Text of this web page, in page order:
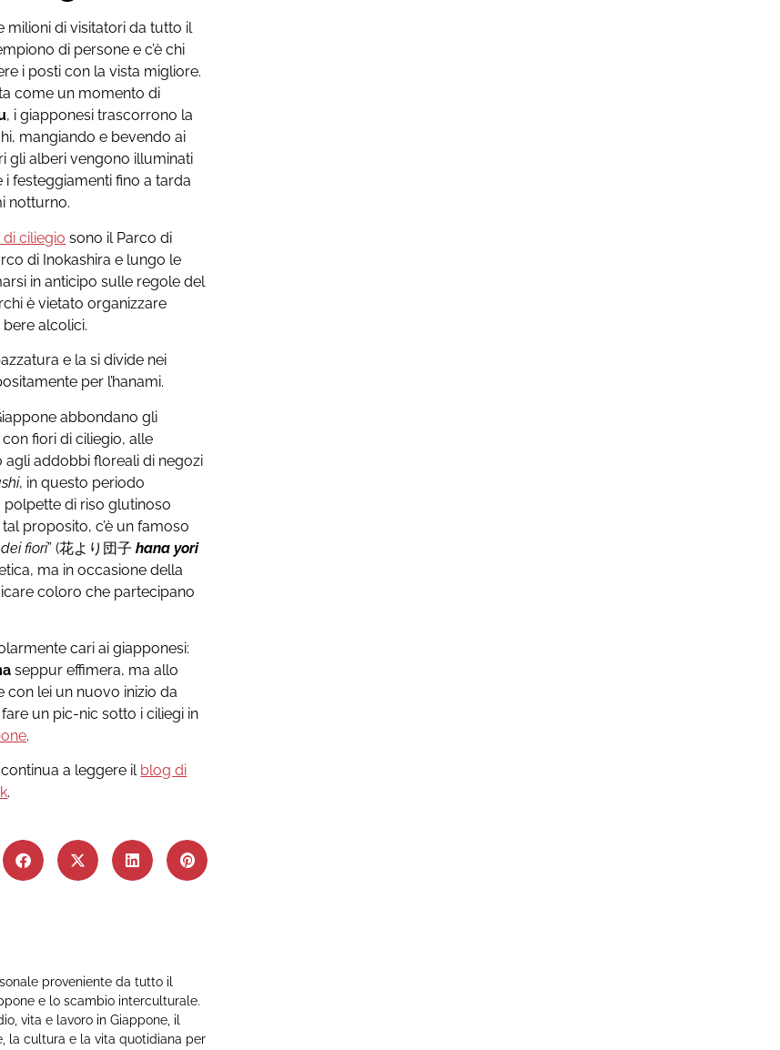
milioni di visitatori da tutto il
di persone e c’è chi
i posti con la vista migliore.
come un momento di
, i giapponesi trascorrono la
mangiando e bevendo ai
gli alberi vengono illuminati
festeggiamenti fino a tarda
notturno.
ciliegio sono il Parco di
di Inokashira e lungo le
in anticipo sulle regole del
è vietato organizzare
alcolici.
e la si divide nei
per l’hanami.
abbondano gli
fiori di ciliegio, alle
agli addobbi floreali di negozi
, in questo periodo
polpette di riso glutinoso
proposito, c’è un famoso
fiori” (花より団子hana yori
ma in occasione della
coloro che partecipano
cari ai giapponesi:
seppur effimera, ma allo
con lei un nuovo inizio da
un pic-nic sotto i ciliegi in
.
a leggere il blog di
.
proveniente da tutto il
e lo scambio interculturale.
vita e lavoro in Giappone, il
la cultura e la vita quotidiana per